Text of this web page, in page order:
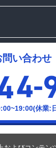
問い合わせ
休業: